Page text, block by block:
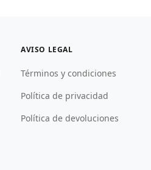
AVISO LEGAL
Términos y condiciones
Política de privacidad
Política de devoluciones